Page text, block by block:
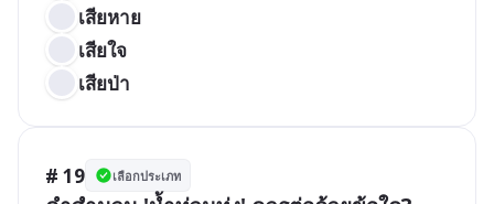
เสียหาย
เสียใจ
เสียป่า
# 19 เลือกประเภท